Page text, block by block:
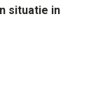
situatie in